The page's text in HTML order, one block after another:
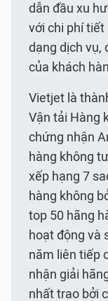
dẫn đầu xu
với chi phí tiết
dạng dịch vụ,
của khách
Vietjet là
Vận tải Hàng
chứng nhận
hàng không
xếp hạng 7
hàng không
top 50 hãng
hoạt động và
năm liên tiếp
nhận giải
nhất trao bởi